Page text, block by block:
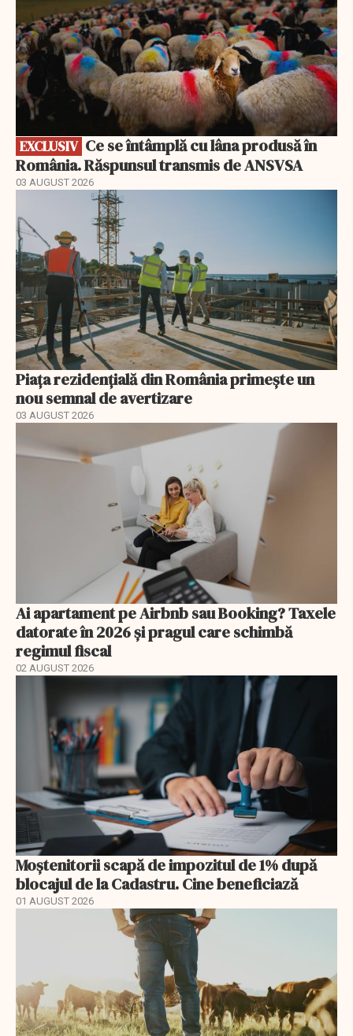
EXCLUSIV
România. Răspunsul transmis de ANSVSA
03 AUGUST 2026
Piața rezidențială din România primește un
nou semnal de avertizare
03 AUGUST 2026
Ai apartament pe Airbnb sau Booking? Taxele
datorate în 2026 și pragul care schimbă
regimul fiscal
02 AUGUST 2026
Moștenitorii scapă de impozitul de 1% după
blocajul de la Cadastru. Cine beneficiază
01 AUGUST 2026